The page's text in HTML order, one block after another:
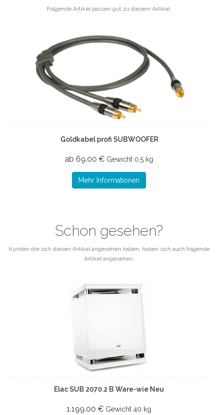
Folgende Artikel passen gut zu diesem Artikel.
Goldkabel profi SUBWOOFER
ab 69.00 € Gewicht 0.5 kg
Mehr Informationen
Schon gesehen?
Kunden die sich diesen Artikel angesehen haben, haben sich auch folgende
Artikel angesehen.
Elac SUB 2070.2 B Ware-wie Neu
1.199.00 € Gewicht 40 kg